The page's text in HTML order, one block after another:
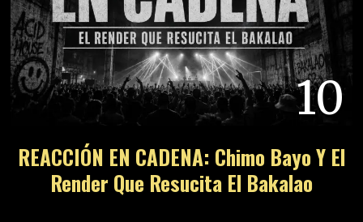
10
REACCIÓN EN CADENA: Chimo Bayo Y El
Render Que Resucita El Bakalao